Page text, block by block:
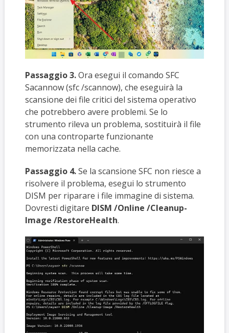
Passaggio 3.Ora esegui il comando SFC
Sacannow (sfc /scannow), che eseguirà la
scansione dei file critici del sistema operativo
che potrebbero avere problemi. Se lo
strumento rileva un problema, sostituirà il file
con una controparte funzionante
memorizzata nella cache.
Passaggio 4.Se la scansione SFC non riesce a
risolvere il problema, esegui lo strumento
DISM per riparare i file immagine di sistema.
Dovresti digitare DISM /Online /Cleanup-
Image /RestoreHealth.